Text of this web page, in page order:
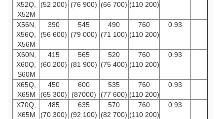
X52Q,
X52M
(52 200) (76 900) (66 700) (110 200)
X56N,
X56Q,
X56M
390
(56 600)
545
(79 000)
490
(71 100)
760
(110 200)
0.93
X60N,
X60Q,
S60M
415
(60 200)
565
(81 900)
520
(75 400)
760
(110 200)
0.93
X65Q,
X65M
450
(65 300)
600
(87000)
535
(77 600)
760
(110 200)
0.93
X70Q,
X65M
485
(70 300)
635
(92 100)
570
(82 700)
760
(110 200)
0.93